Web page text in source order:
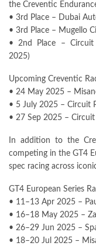
the Creventic
• 3rd Place – Dubai
• 3rd Place – Mugello
• 2nd Place – Circuit
2025)
Upcoming Creventic
• 24 May 2025 –
• 5 July 2025 – Circuit
• 27 Sep 2025 –
In addition to the
competing in the GT4
spec racing across
GT4 European Series
• 11–13 Apr 2025 –
• 16–18 May 2025 –
• 26–29 Jun 2025 –
• 18–20 Jul 2025 –